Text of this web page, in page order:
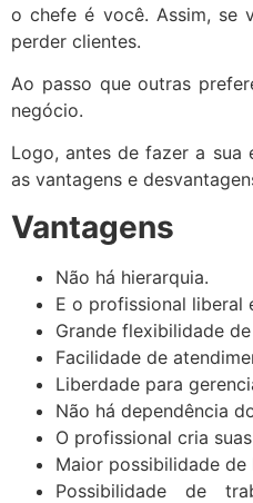
o chefe é você. Assim, se
perder clientes.
Ao passo que outras
negócio.
Logo, antes de fazer a sua
as vantagens e
Vantagens
Não há hierarquia.
E o profissional liberal
Grande flexibilidade
Facilidade de
Liberdade para
Não há dependência
O profissional cria
Maior possibilidade de
Possibilidade de